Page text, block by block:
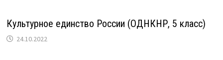
Культурное единство России (ОДНКНР, 5 класс)
24.10.2022